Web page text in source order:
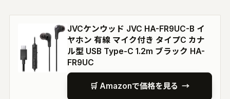
JVCケンウッド JVC HA-FR9UC-B イ
ヤホン 有線 マイク付き タイプC カナ
ル型 USB Type-C 1.2m ブラック HA-
FR9UC
🛒 Amazonで価格を見る →